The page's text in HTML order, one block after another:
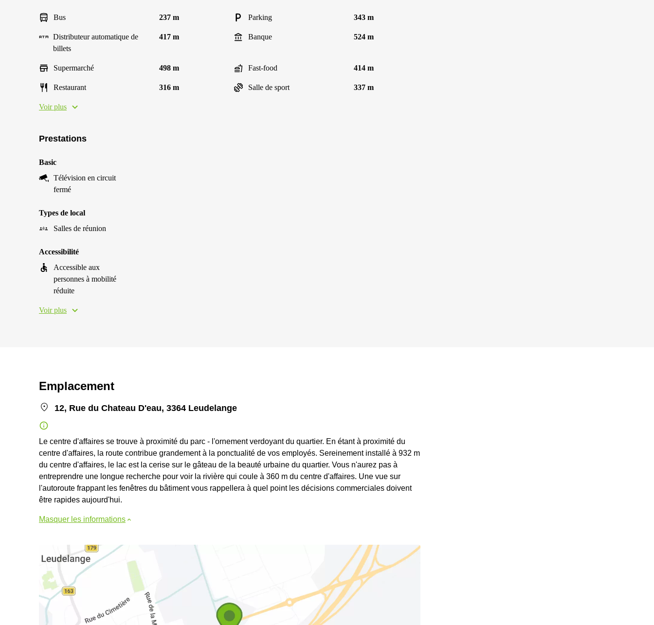
Bus 237 m Parking 343 m
Distributeur automatique de
billets
417 m Banque 524 m
Supermarché 498 m Fast-food 414 m
Restaurant 316 m Salle de sport 337 m
Voir plus
Prestations
Basic
Télévision en circuit
fermé
Types de local
Salles de réunion
Accessibilité
Accessible aux
personnes à mobilité
réduite
Voir plus
Emplacement
12, Rue du Chateau D'eau, 3364 Leudelange
Le centre d'affaires se trouve à proximité du parc - l'ornement verdoyant du quartier. En étant à proximité du
centre d'affaires, la route contribue grandement à la ponctualité de vos employés. Sereinement installé à 932 m
du centre d'affaires, le lac est la cerise sur le gâteau de la beauté urbaine du quartier. Vous n'aurez pas à
entreprendre une longue recherche pour voir la rivière qui coule à 360 m du centre d'affaires. Une vue sur
l'autoroute frappant les fenêtres du bâtiment vous rappellera à quel point les décisions commerciales doivent
être rapides aujourd'hui.
Masquer les informations